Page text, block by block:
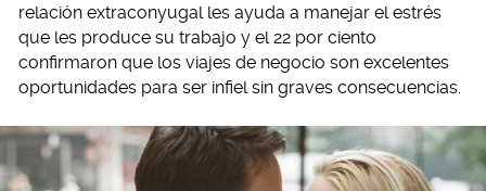
relación extraconyugal les ayuda a manejar el estrés
que les produce su trabajo y el 22 por ciento
confirmaron que los viajes de negocio son excelentes
oportunidades para ser infiel sin graves consecuencias.